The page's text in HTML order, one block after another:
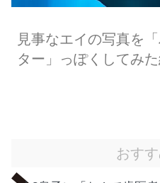
見事なエイの写真を
ター」っぽくしてみ
おす